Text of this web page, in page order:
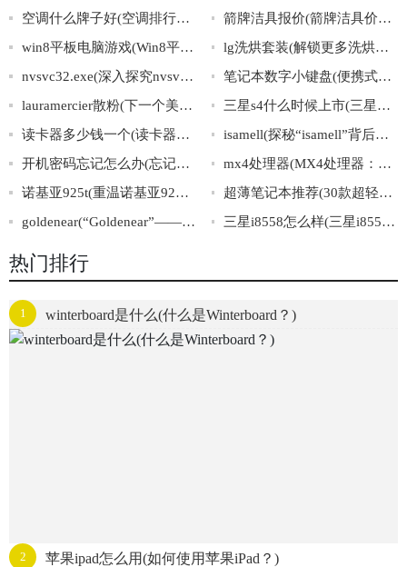
空调什么牌子好(空调排行榜TOP10：这些品牌最值得购买！)
箭牌洁具报价(箭牌洁具价格多少钱？)
win8平板电脑游戏(Win8平板电脑游戏推荐大全)
lg洗烘套装(解锁更多洗烘酷玩，来选购LG洗烘套装！)
nvsvc32.exe(深入探究nvsvc32.exe文件的作用机制和危害详解)
笔记本数字小键盘(便携式小数字键盘：打造高效数字输入体验)
lauramercier散粉(下一个美妆网红？lauramercier散粉崛起！)
三星s4什么时候上市(三星S4何时推出市场？)
读卡器多少钱一个(读卡器价格查询：多少钱一个？)
isamell(探秘“isamell”背后的神秘面纱：真相竟如此惊人！)
开机密码忘记怎么办(忘记开机密码怎么办？)
mx4处理器(MX4处理器：强劲性能再升级)
诺基亚925t(重温诺基亚925t：光芒不衰的经典之作)
超薄笔记本推荐(30款超轻薄笔记本推荐：性能强大，携带方便，满足你的工作与娱乐需要。)
goldenear(“Goldenear”——全球最受欢迎的音响品牌之一)
三星i8558怎么样(三星i8558使用体验及性能解析)
热门排行
1 winterboard是什么(什么是Winterboard？)
2 苹果ipad怎么用(如何使用苹果iPad？)